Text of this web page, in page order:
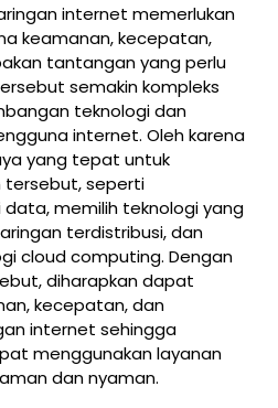
internet memerlukan
keamanan, kecepatan,
tantangan yang perlu
semakin kompleks
teknologi dan
internet. Oleh karena
yang tepat untuk
seperti
data, memilih teknologi yang
terdistribusi, dan
cloud computing. Dengan
diharapkan dapat
kecepatan, dan
internet sehingga
menggunakan layanan
dan nyaman.